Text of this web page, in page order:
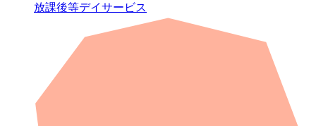
放課後等デイサービス